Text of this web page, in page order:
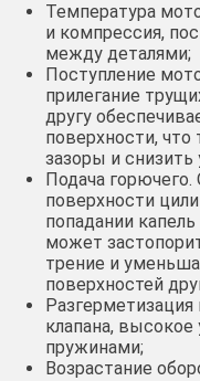
Температура
и компрессия,
между деталями;
Поступление
прилегание
другу
поверхности,
зазоры и снизить
Подача
поверхности
попадании
может
трение и
поверхностей
клапана,
пружинами;
Возрастание